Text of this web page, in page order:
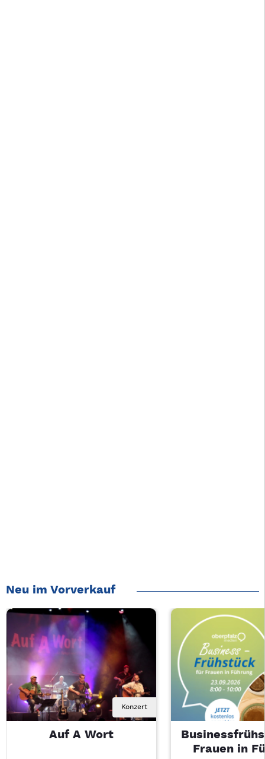
Neu im Vorverkauf
Konzert
Auf A Wort
Frauen in